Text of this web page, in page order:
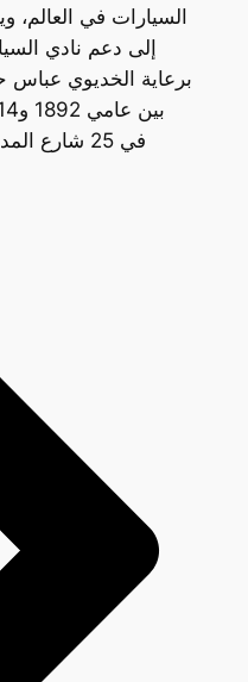
السيارات في العالم،
إلى دعم نادي
برعاية الخديوي عباس
في 25 شارع